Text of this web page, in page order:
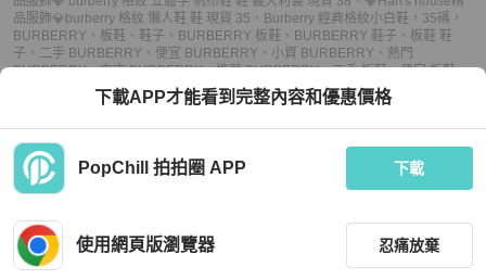
品服飾💎burberry 格紋 懶人鞋 鞋 現貨 35 、 Burberry 經典格紋小白鞋，35碼，
BURBERRY 、 板鞋 、 鞋子 、 BURBERRY 板鞋 、 BURBERRY 鞋子 、 板鞋 鞋
子 、 二手 BURBERRY 、 便宜 BURBERRY 、 小資 BURBERRY 、 熱門
BURBERRY、中古 BURBERRY、推薦 BURBERRY、二手 板鞋、便宜 板鞋、
熱門 板鞋、中古 板鞋、推薦 板鞋 、 二手 鞋子、便宜 鞋子
、 中古 鞋子 、推薦 鞋子
下載APP才能看到完整內容和優惠價格
PopChill 拍拍圈 APP 下載
使用網頁版瀏覽器 忍痛放棄